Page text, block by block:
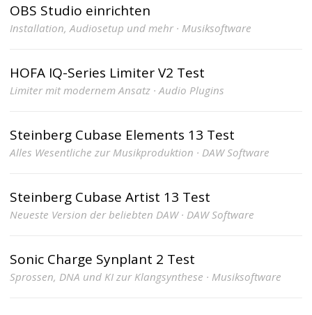
OBS Studio einrichten
Installation, Audiosetup und mehr · Musiksoftware
HOFA IQ-Series Limiter V2 Test
Limiter mit modernem Ansatz · Audio Plugins
Steinberg Cubase Elements 13 Test
Alles Wesentliche zur Musikproduktion · DAW Software
Steinberg Cubase Artist 13 Test
Neueste Version der beliebten DAW · DAW Software
Sonic Charge Synplant 2 Test
Sprossen, DNA und KI zur Klangsynthese · Musiksoftware